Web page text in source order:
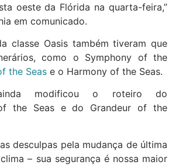
oeste da Flórida na quarta-feira,”
em comunicado.
classe Oasis também tiveram que
como o Symphony of the
the Seas e o Harmony of the Seas.
modificou o roteiro do
the Seas e do Grandeur of the
desculpas pela mudança de última
– sua segurança é nossa maior